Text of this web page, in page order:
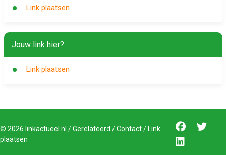
Link plaatsen
Jouw link hier?
Link plaatsen
© 2026 linkactueel.nl /Gerelateerd /Contact/ Link
plaatsen